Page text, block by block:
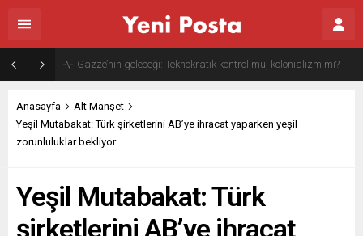
Gazze’nin geleceği: Teknokratik kontrol mü, kolonializm mi?
Anasayfa
Alt Manşet
Yeşil Mutabakat: Türk şirketlerini AB’ye ihracat yaparken yeşil
zorunluluklar bekliyor
Yeşil Mutabakat: Türk
şirketlerini AB’ye ihracat